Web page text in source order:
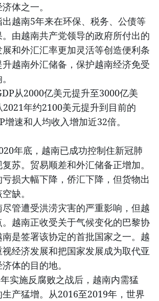
体之一。
越南5年来在环保、税务、公债等
由越南共产党领导的政府所付出的
和外汇汇率更加灵活等创造便利条
越南外汇储备，保护越南经济免受
从2000亿美元提升至3000亿美
2021年约2100美元提升到目前的
增速和人均收入增加近32倍。
年底，越南已成功控制住新冠肺
苏。贸易顺差和外汇储备正增加。
损大幅下降，侨汇下降，但货物出
缺。
管遭受洪涝灾害的严重影响，但越
越南正收受关于气候变化的巴黎协
是签署该协定的首批国家之一。越
经济发展和把国家发展成为取代亚
体的目的地。
实施反腐败之战后，越南内需猛
产猛增。从2016至2019年，世界